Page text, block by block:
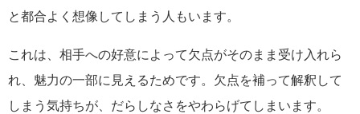
と都合よく想像してしまう人もいます。
これは、相手への好意によって欠点がそのまま受け入れら
れ、魅力の一部に見えるためです。欠点を補って解釈して
しまう気持ちが、だらしなさをやわらげてしまいます。